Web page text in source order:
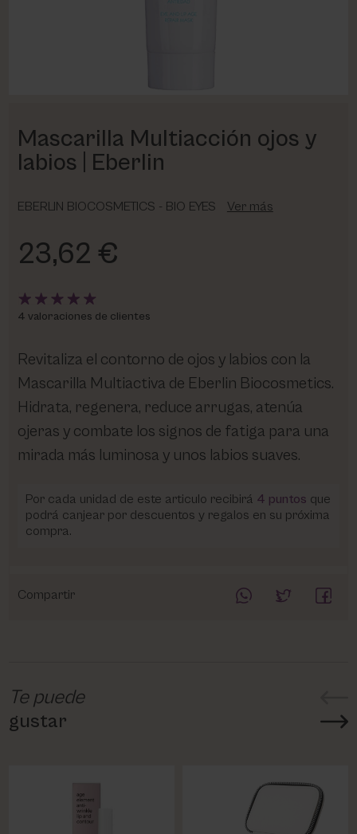
Mascarilla Multiacción ojos y
labios | Eberlin
EBERLIN BIOCOSMETICS - BIO EYES Ver más
23,62 €
4 valoraciones de clientes
Revitaliza el contorno de ojos y labios con la
Mascarilla Multiactiva de Eberlin Biocosmetics.
Hidrata, regenera, reduce arrugas, atenúa
ojeras y combate los signos de fatiga para una
mirada más luminosa y unos labios suaves.
Por cada unidad de este articulo recibirá 4 puntos que
podrá canjear por descuentos y regalos en su próxima
compra.
Compartir
Te puede
gustar
VICTORIA VYNN